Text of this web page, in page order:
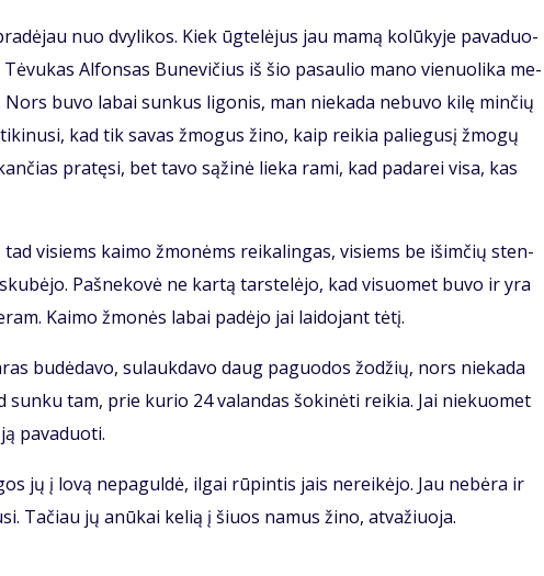
nuo dvy­li­kos. Kiek ūg­te­lė­jus jau ma­mą ko­lū­ky­je pa­va­duo­
Al­fon­sas Bu­ne­vi­čius iš šio pa­sau­lio ma­no vie­nuo­li­ka me­
bu­vo la­bai sun­kus li­go­nis, man nie­ka­da ne­bu­vo ki­lę min­čių
kad tik sa­vas žmo­gus ži­no, kaip rei­kia pa­lie­gu­sį žmo­gų
pra­tę­si, bet ta­vo są­ži­nė lie­ka ra­mi, kad pa­da­rei vi­sa, kas
vi­siems kai­mo žmo­nėms rei­ka­lin­gas, vi­siems be iš­im­čių sten­
Pa­šne­ko­vė ne kar­tą tars­te­lė­jo, kad vi­suo­met bu­vo ir yra
Kai­mo žmo­nės la­bai pa­dė­jo jai lai­do­jant tė­tį.
bu­dė­da­vo, su­lauk­da­vo daug pa­guo­dos žo­džių, nors nie­ka­da
sun­ku tam, prie ku­rio 24 va­lan­das šo­ki­nė­ti rei­kia. Jai nie­kuo­met
pa­va­duo­ti.
jų į lo­vą ne­pa­gul­dė, il­gai rū­pin­tis jais ne­rei­kė­jo. Jau ne­bė­ra ir
Ta­čiau jų anū­kai ke­lią į šiuos na­mus ži­no, at­va­žiuo­ja.